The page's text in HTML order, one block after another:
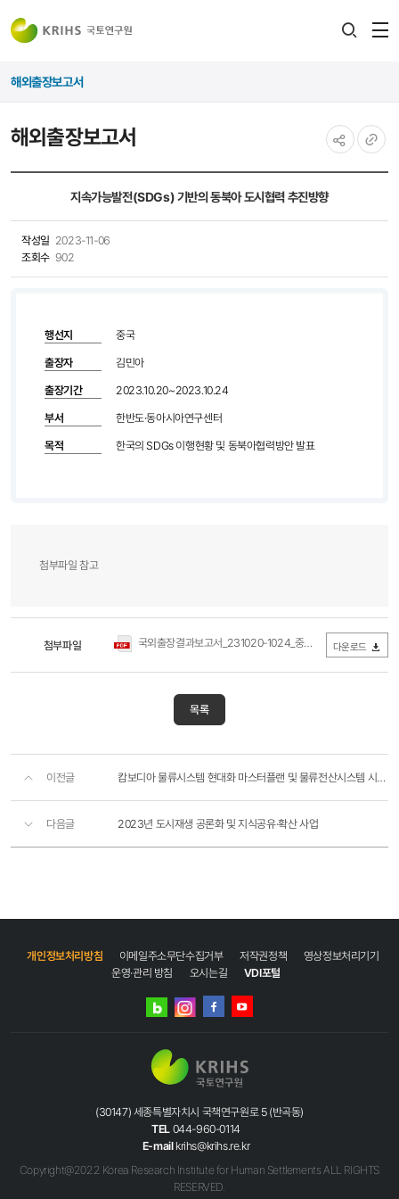
해외출장보고서
해외출장보고서
지속가능발전(SDGs) 기반의 동북아 도시협력 추진방향
작성일 2023-11-06
조회수 902
행선지 중국
출장자 김민아
출장기간 2023.10.20~2023.10.24
부서 한반도·동아시아연구센터
목적 한국의 SDGs 이행현황 및 동북아협력방안 발표
첨부파일 참고
첨부파일 국외출장결과보고서_231020-1024_중국(선양)_김민아.pdf 다운로드
목록
이전글 캄보디아 물류시스템 현대화 마스터플랜 및 물류전산시스템 시범구축사업 (3차)
다음글 2023년 도시재생 공론화 및 지식공유·확산 사업
개인정보처리방침 이메일주소무단수집거부 저작권정책
영상정보처리기기
운영·관리 방침
오시는길 VDI포털
네이버
인스타그램
(30147) 세종특별자치시 국책연구원로 5 (반곡동)
TEL 044-960-0114
E-mail krihs@krihs.re.kr
Copyright@2022 Korea Research Institute for Human Settlements ALL RIGHTS
RESERVED.